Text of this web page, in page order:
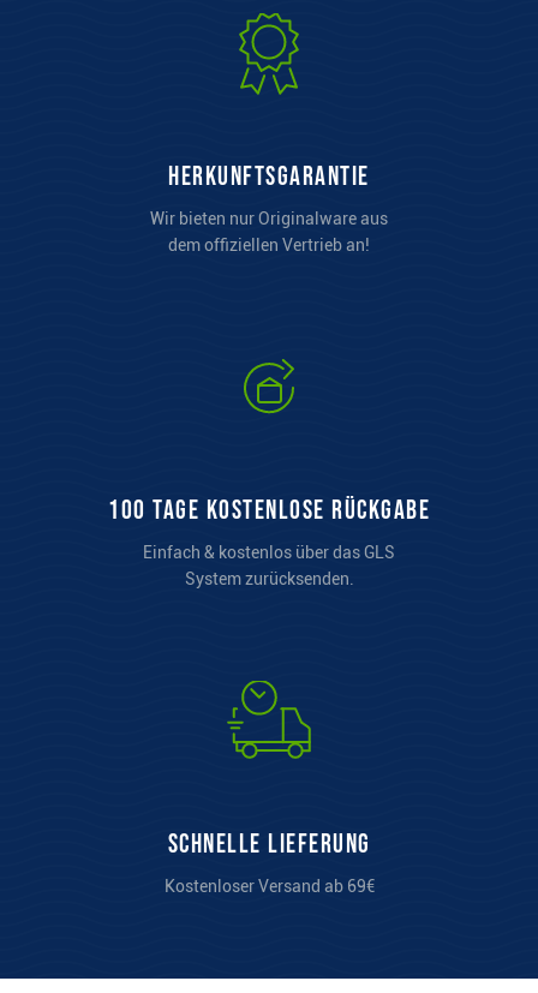
Herkunftsgarantie
Wir bieten nur Originalware aus
dem offiziellen Vertrieb an!
100 Tage kostenlose Rückgabe
Einfach & kostenlos über das GLS
System zurücksenden.
Schnelle Lieferung
Kostenloser Versand ab 69€